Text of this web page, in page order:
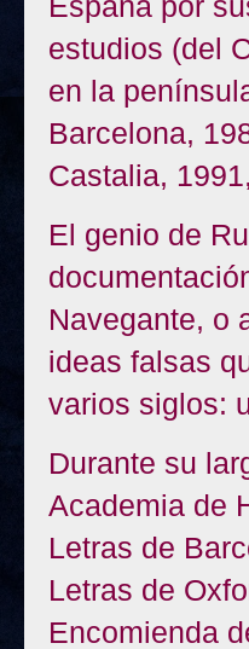
estudios (del
en la
Barcelona,
Castalia,
El genio de
Navegante, o
ideas falsas
varios siglos:
Durante su
Academia de
Letras de
Letras de
Encomienda